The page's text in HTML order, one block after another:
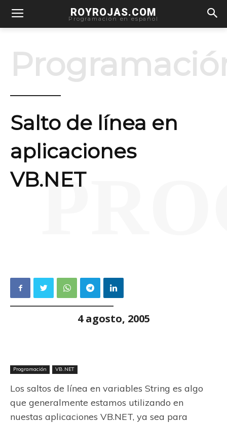
ROYROJAS.COM
Programación en español
Salto de línea en
aplicaciones
VB.NET
4 agosto, 2005
Programación VB.NET
Los saltos de línea en variables String es algo
que generalmente estamos utilizando en
nuestas aplicaciones VB.NET, ya sea para